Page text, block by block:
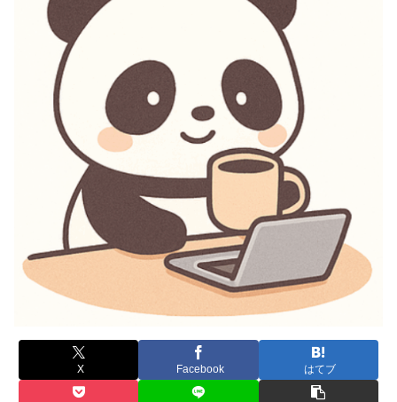
X Facebook はてブ